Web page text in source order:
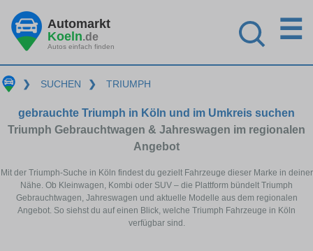
Automarkt
Koeln.de
Autos einfach finden
☰
❯ SUCHEN ❯ TRIUMPH
gebrauchte Triumph in Köln und im Umkreis suchen
Triumph Gebrauchtwagen & Jahreswagen im regionalen
Angebot
Mit der Triumph-Suche in Köln findest du gezielt Fahrzeuge dieser Marke in deiner
Nähe. Ob Kleinwagen, Kombi oder SUV – die Plattform bündelt Triumph
Gebrauchtwagen, Jahreswagen und aktuelle Modelle aus dem regionalen
Angebot. So siehst du auf einen Blick, welche Triumph Fahrzeuge in Köln
verfügbar sind.